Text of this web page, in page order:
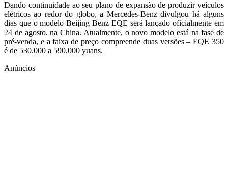
Dando continuidade ao seu plano de expansão de produzir veículos
elétricos ao redor do globo, a Mercedes-Benz divulgou há alguns
dias que o modelo Beijing Benz EQE será lançado oficialmente em
24 de agosto, na China. Atualmente, o novo modelo está na fase de
pré-venda, e a faixa de preço compreende duas versões – EQE 350
é de 530.000 a 590.000 yuans.
Anúncios